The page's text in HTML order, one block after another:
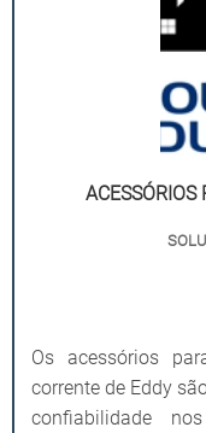
ACESSÓRIOS
Os acessórios
corrente de Eddy
confiabilidade